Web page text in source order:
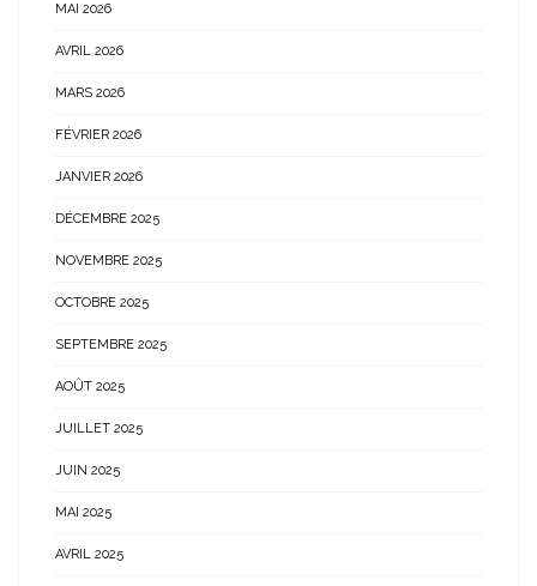
MAI 2026
AVRIL 2026
MARS 2026
FÉVRIER 2026
JANVIER 2026
DÉCEMBRE 2025
NOVEMBRE 2025
OCTOBRE 2025
SEPTEMBRE 2025
AOÛT 2025
JUILLET 2025
JUIN 2025
MAI 2025
AVRIL 2025